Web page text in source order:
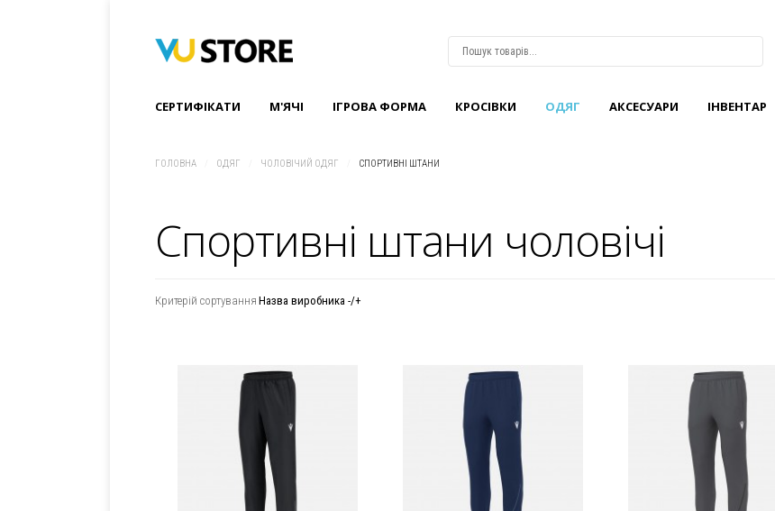
СЕРТИФІКАТИ M'ЯЧІ ІГРОВА ФОРМА КРОCІВКИ ОДЯГ АКСЕСУАРИ ІНВЕНТАР
ГОЛОВНА ОДЯГ ЧОЛОВІЧИЙ ОДЯГ СПОРТИВНІ ШТАНИ
Спортивні штани чоловічі
Критерій сортування Назва виробника -/+
Пароль
Забули свій пароль?